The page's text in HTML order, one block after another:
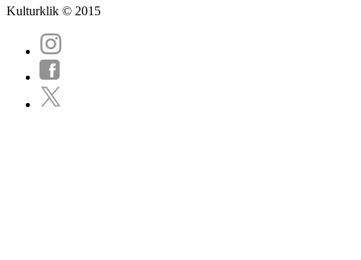
Kulturklik © 2015